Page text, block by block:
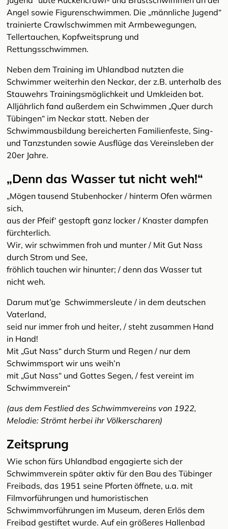
Angel sowie Figurenschwimmen. Die „männliche Jugend“
trainierte Crawlschwimmen mit Armbewegungen,
Tellertauchen, Kopfweitsprung und
Rettungsschwimmen.
Neben dem Training im Uhlandbad nutzten die
Schwimmer weiterhin den Neckar, der z.B. unterhalb des
Stauwehrs Trainingsmöglichkeit und Umkleiden bot.
Alljährlich fand außerdem ein Schwimmen „Quer durch
Tübingen“ im Neckar statt. Neben der
Schwimmausbildung bereicherten Familienfeste, Sing-
und Tanzstunden sowie Ausflüge das Vereinsleben der
20er Jahre.
„Denn das Wasser tut nicht weh!“
„Mögen tausend Stubenhocker / hinterm Ofen wärmen
sich,
aus der Pfeif‘ gestopft ganz locker / Knaster dampfen
fürchterlich.
Wir, wir schwimmen froh und munter / Mit Gut Nass
durch Strom und See,
fröhlich tauchen wir hinunter; / denn das Wasser tut
nicht weh.
Darum mut’ge Schwimmersleute / in dem deutschen
Vaterland,
seid nur immer froh und heiter, / steht zusammen Hand
in Hand!
Mit „Gut Nass“ durch Sturm und Regen / nur dem
Schwimmsport wir uns weih’n
mit „Gut Nass“ und Gottes Segen, / fest vereint im
Schwimmverein“
(aus dem Festlied des Schwimmvereins von 1922,
Melodie: Strömt herbei ihr Völkerscharen)
Zeitsprung
Wie schon fürs Uhlandbad engagierte sich der
Schwimmverein später aktiv für den Bau des Tübinger
Freibads, das 1951 seine Pforten öffnete, u.a. mit
Filmvorführungen und humoristischen
Schwimmvorführungen im Museum, deren Erlös dem
Freibad gestiftet wurde. Auf ein größeres Hallenbad